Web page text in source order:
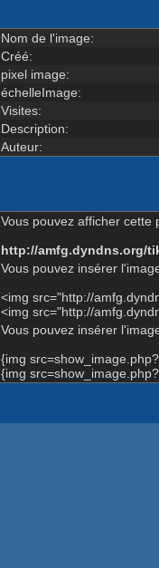
Nom de l'image:
Créé:
pixel image:
échelleImage:
Visites:
Description:
Auteur:
Vous pouvez afficher cette
http://amfg.dyndns.org/
Vous pouvez insérer
<img src="http://
<img src="http://
Vous pouvez insérer
{img
{img